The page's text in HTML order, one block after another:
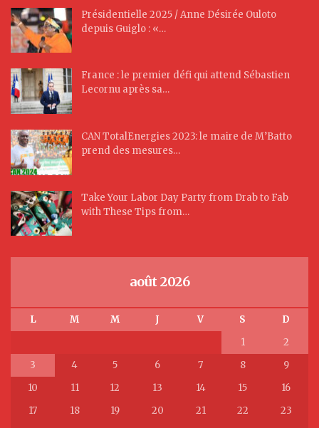
Présidentielle 2025 / Anne Désirée Ouloto
depuis Guiglo : «…
France : le premier défi qui attend Sébastien
Lecornu après sa…
CAN TotalEnergies 2023: le maire de M’Batto
prend des mesures…
Take Your Labor Day Party from Drab to Fab
with These Tips from…
août 2026
L M M J V S
D
1
2
3
4 5 6 7 8
9
10
11 12 13 14 15
16
17
18 19 20 21 22
23